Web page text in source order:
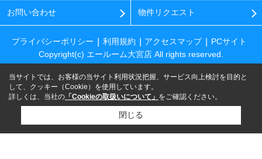
お問い合わせ 物件リクエスト
プライバシーポリシー 利用規約 アクセスマップ
PCサイト
Copyright(c) エールーム大宮店 All rights reserved.
当サイトでは、お客様の当サイト利用状況把握、サービス向上検討を目的と
して、クッキー（Cookie）を使用しています。
詳しくは、当社の 「Cookieの取扱いについて」 をご確認ください。
閉じる